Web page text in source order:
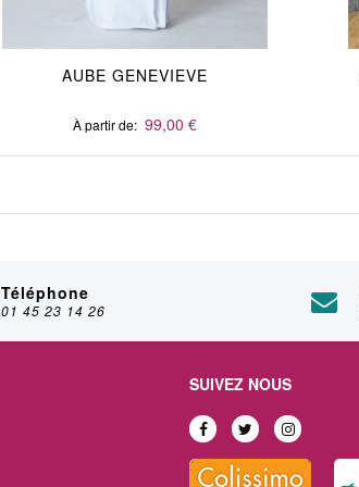
AUBE GENEVIEVE
À partir de 99,00 €
Téléphone
01 45 23 14 26
SUIVEZ NOUS